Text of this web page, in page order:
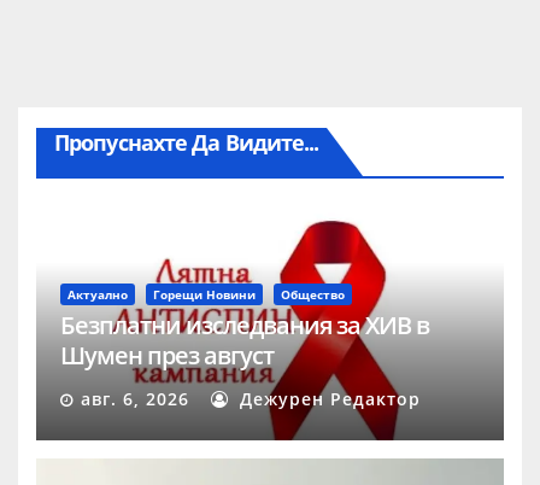
Пропуснахте Да Видите...
Актуално Горещи Новини Общество
Безплатни изследвания за ХИВ в
Шумен през август
авг. 6, 2026 Дежурен Редактор